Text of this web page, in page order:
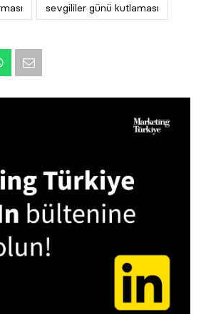
sevgililer günü kutlaması